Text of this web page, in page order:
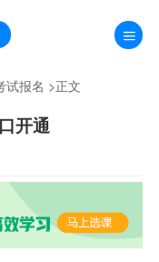
试报名 >正文
开通